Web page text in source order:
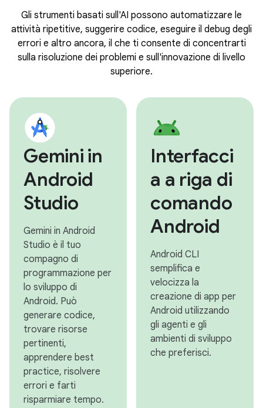
Gli strumenti basati sull'AI possono automatizzare le
attività ripetitive, suggerire codice, eseguire il debug degli
errori e altro ancora, il che ti consente di concentrarti
sulla risoluzione dei problemi e sull'innovazione di livello
superiore.
Gemini in
Android
Studio
Gemini in Android
Studio è il tuo
compagno di
programmazione per
lo sviluppo di
Android. Può
generare codice,
trovare risorse
pertinenti,
apprendere best
practice, risolvere
errori e farti
risparmiare tempo.
Interfacci
a a riga di
comando
Android
Android CLI
semplifica e
velocizza la
creazione di app per
Android utilizzando
gli agenti e gli
ambienti di sviluppo
che preferisci.